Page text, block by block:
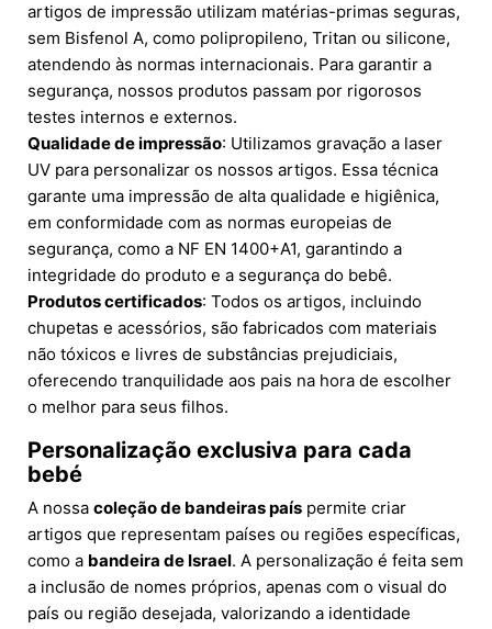
artigos de impressão utilizam matérias-primas seguras,
sem Bisfenol A, como polipropileno, Tritan ou silicone,
atendendo às normas internacionais. Para garantir a
segurança, nossos produtos passam por rigorosos
testes internos e externos.
Qualidade de impressão: Utilizamos gravação a laser
UV para personalizar os nossos artigos. Essa técnica
garante uma impressão de alta qualidade e higiênica,
em conformidade com as normas europeias de
segurança, como a NF EN 1400+A1, garantindo a
integridade do produto e a segurança do bebê.
Produtos certificados: Todos os artigos, incluindo
chupetas e acessórios, são fabricados com materiais
não tóxicos e livres de substâncias prejudiciais,
oferecendo tranquilidade aos pais na hora de escolher
o melhor para seus filhos.
Personalização exclusiva para cada
bebé
A nossa coleção de bandeiras país permite criar
artigos que representam países ou regiões específicas,
como a bandeira de Israel. A personalização é feita sem
a inclusão de nomes próprios, apenas com o visual do
país ou região desejada, valorizando a identidade